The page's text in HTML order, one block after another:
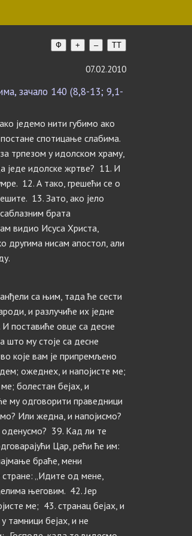
Ф + – TT
07.02.2010
зачало 140 (8,8-13; 9,1-
једемо нити губимо ако
спотицање слабима.
трпезом у идолском храму,
једе идолске жртве? 11. И
12. А тако, грешећи се о
13. Зато, ако јело
брата
видио Исуса Христа,
другима нисам апостол, али
са њим, тада ће сести
и разлучиће их једне
поставиће овце са десне
што му стоје са десне
које вам је припремљено
ожеднех, и напојисте ме;
болестан бејах, и
му одговорити праведници
Или жедна, и напојисмо?
оденусмо? 39. Кад ли те
Цар, рећи ће им:
браће, мени
„Идите од мене,
његовим. 42. Јер
ме; 43. странац бејах, и
тамници бејах, и не